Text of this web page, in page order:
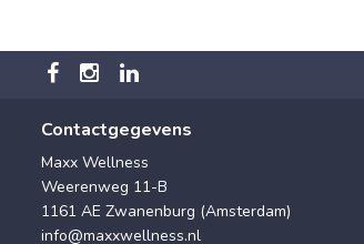
Contactgegevens
Maxx Wellness
Weerenweg 11-B
1161 AE Zwanenburg (Amsterdam)
info@maxxwellness.nl